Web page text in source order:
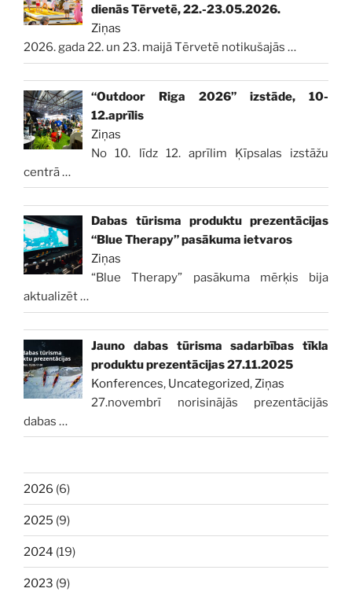
dienās Tērvetē, 22.-23.05.2026.
Ziņas
2026. gada 22. un 23. maijā Tērvetē notikušajās …
“Outdoor Riga 2026” izstāde, 10-
12.aprīlis
Ziņas
No 10. līdz 12. aprīlim Ķīpsalas izstāžu
centrā…
Dabas tūrisma produktu prezentācijas
“Blue Therapy” pasākuma ietvaros
Ziņas
“Blue Therapy” pasākuma mērķis bija
aktualizēt…
Jauno dabas tūrisma sadarbības tīkla
produktu prezentācijas 27.11.2025
Konferences, Uncategorized, Ziņas
27.novembrī norisinājās prezentācijās
dabas …
2026 (6)
2025 (9)
2024 (19)
2023 (9)